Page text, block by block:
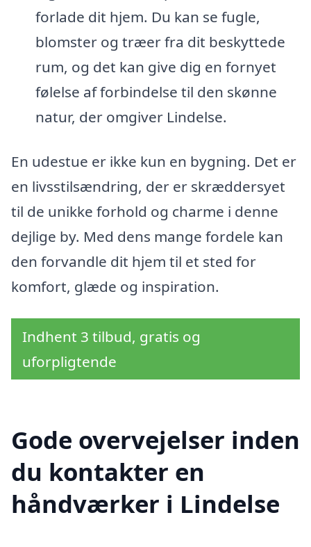
forlade dit hjem. Du kan se fugle,
blomster og træer fra dit beskyttede
rum, og det kan give dig en fornyet
følelse af forbindelse til den skønne
natur, der omgiver Lindelse.
En udestue er ikke kun en bygning. Det er
en livsstilsændring, der er skræddersyet
til de unikke forhold og charme i denne
dejlige by. Med dens mange fordele kan
den forvandle dit hjem til et sted for
komfort, glæde og inspiration.
Indhent 3 tilbud, gratis og
uforpligtende
Gode overvejelser inden
du kontakter en
håndværker i Lindelse